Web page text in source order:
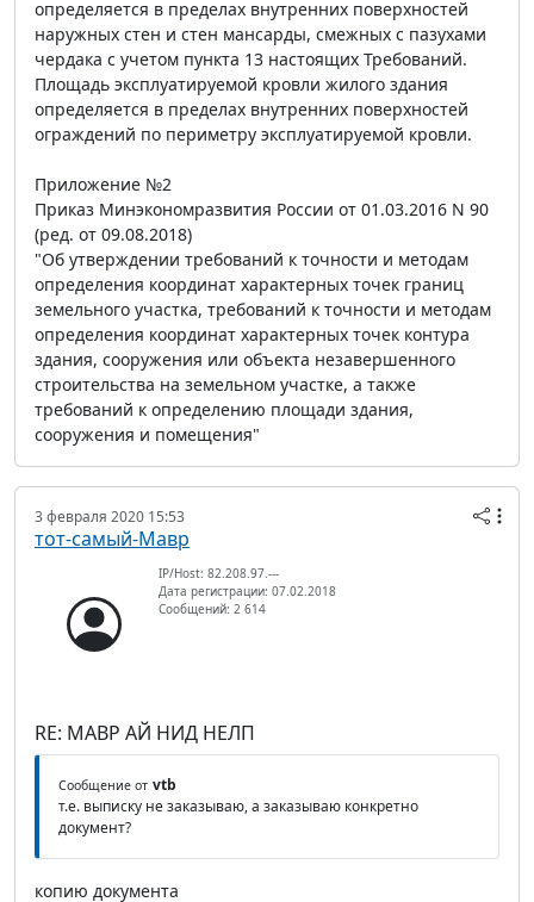
определяется в пределах внутренних поверхностей
наружных стен и стен мансарды, смежных с пазухами
чердака с учетом пункта 13 настоящих Требований.
Площадь эксплуатируемой кровли жилого здания
определяется в пределах внутренних поверхностей
ограждений по периметру эксплуатируемой кровли.
Приложение №2
Приказ Минэкономразвития России от 01.03.2016 N 90
(ред. от 09.08.2018)
"Об утверждении требований к точности и методам
определения координат характерных точек границ
земельного участка, требований к точности и методам
определения координат характерных точек контура
здания, сооружения или объекта незавершенного
строительства на земельном участке, а также
требований к определению площади здания,
сооружения и помещения"
3 февраля 2020 15:53
тот-самый-Мавр
IP/Host: 82.208.97.---
Дата регистрации: 07.02.2018
Сообщений: 2 614
RE: МАВР АЙ НИД НЕЛП
Сообщение от vtb
т.е. выписку не заказываю, а заказываю конкретно
документ?
копию документа